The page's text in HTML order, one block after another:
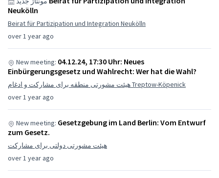
over 1 year ago
Neukölln
Beirat für Partizipation und Integration Neukölln
over 1 year ago
New meeting: 04.12.24, 17:30 Uhr: Neues
Einbürgerungsgesetz und Wahlrecht: Wer hat die Wahl?
هیئت مشورتی منطقه برای مشارکت و ادغام Treptow-Köpenick
over 1 year ago
New meeting: Gesetzgebung im Land Berlin: Vom Entwurf
zum Gesetz.
هیئت مشورتی دولتی برای مشارکت